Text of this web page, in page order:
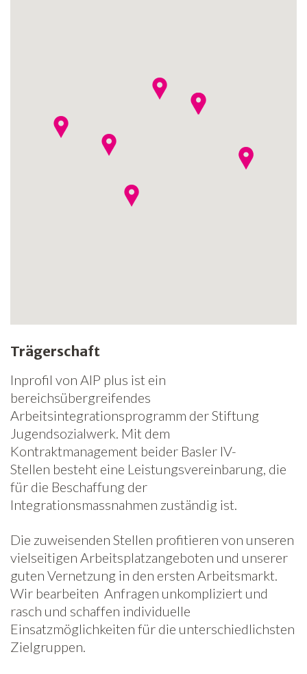
Trägerschaft
Inprofil von AIP plus ist ein
bereichsübergreifendes
Arbeitsintegrationsprogramm der Stiftung
Jugendsozialwerk. Mit dem
Kontraktmanagement beider Basler IV-
Stellen besteht eine Leistungsvereinbarung, die
für die Beschaffung der
Integrationsmassnahmen zuständig ist.
Die zuweisenden Stellen profitieren von unseren
vielseitigen Arbeitsplatzangeboten und unserer
guten Vernetzung in den ersten Arbeitsmarkt.
Wir bearbeiten Anfragen unkompliziert und
rasch und schaffen individuelle
Einsatzmöglichkeiten für die unterschiedlichsten
Zielgruppen.